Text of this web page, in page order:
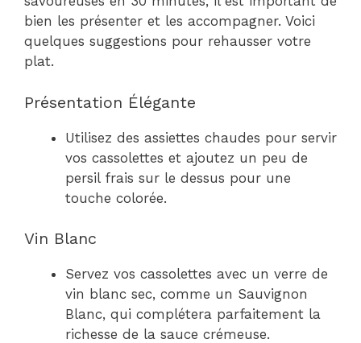
bien les présenter et les accompagner. Voici
quelques suggestions pour rehausser votre
plat.
Présentation Élégante
Utilisez des assiettes chaudes pour servir
vos cassolettes et ajoutez un peu de
persil frais sur le dessus pour une
touche colorée.
Vin Blanc
Servez vos cassolettes avec un verre de
vin blanc sec, comme un Sauvignon
Blanc, qui complétera parfaitement la
richesse de la sauce crémeuse.